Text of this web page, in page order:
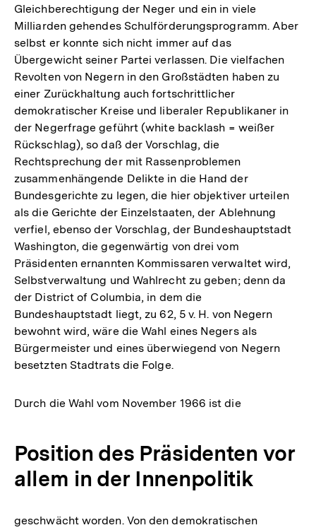
Gleichberechtigung der Neger und ein in viele
Milliarden gehendes Schulförderungsprogramm. Aber
selbst er konnte sich nicht immer auf das
Übergewicht seiner Partei verlassen. Die vielfachen
Revolten von Negern in den Großstädten haben zu
einer Zurückhaltung auch fortschrittlicher
demokratischer Kreise und liberaler Republikaner in
der Negerfrage geführt (white backlash = weißer
Rückschlag), so daß der Vorschlag, die
Rechtsprechung der mit Rassenproblemen
zusammenhängende Delikte in die Hand der
Bundesgerichte zu legen, die hier objektiver urteilen
als die Gerichte der Einzelstaaten, der Ablehnung
verfiel, ebenso der Vorschlag, der Bundeshauptstadt
Washington, die gegenwärtig von drei vom
Präsidenten ernannten Kommissaren verwaltet wird,
Selbstverwaltung und Wahlrecht zu geben; denn da
der District of Columbia, in dem die
Bundeshauptstadt liegt, zu 62, 5 v. H. von Negern
bewohnt wird, wäre die Wahl eines Negers als
Bürgermeister und eines überwiegend von Negern
besetzten Stadtrats die Folge.
Durch die Wahl vom November 1966 ist die
Position des Präsidenten vor
allem in der Innenpolitik
geschwächt worden. Von den demokratischen